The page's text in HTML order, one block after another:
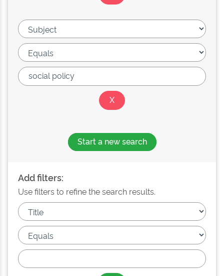
Start a new search
Add filters:
Use filters to refine the search results.